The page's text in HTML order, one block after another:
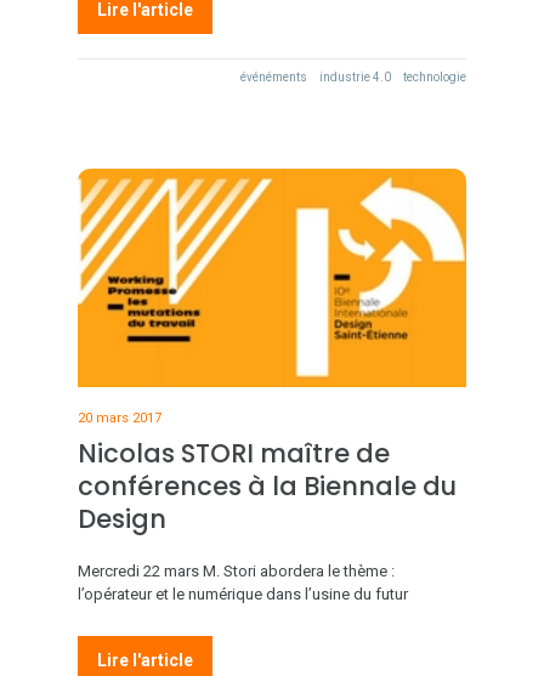
Lire l'article
événéments industrie 4.0 technologie
20 mars 2017
Nicolas STORI maître de
conférences à la Biennale du
Design
Mercredi 22 mars M. Stori abordera le thème :
l’opérateur et le numérique dans l’usine du futur
Lire l'article